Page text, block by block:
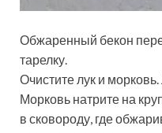
Обжаренный бекон
тарелку.
Очистите лук и
Морковь натрите на
в сковороду, где